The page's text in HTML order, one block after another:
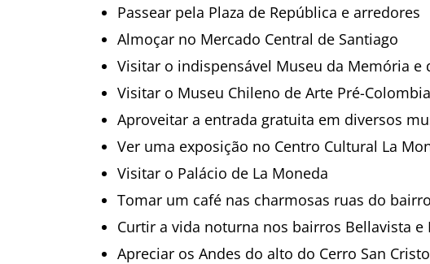
Passear pela Plaza de República e arredores
Almoçar no Mercado Central de Santiago
Visitar o indispensável Museu da Memória e
Visitar o Museu Chileno de Arte Pré-
Aproveitar a entrada gratuita em diversos
Ver uma exposição no Centro Cultural La
Visitar o Palácio de La Moneda
Tomar um café nas charmosas ruas do
Curtir a vida noturna nos bairros Bellavista e
Apreciar os Andes do alto do Cerro San